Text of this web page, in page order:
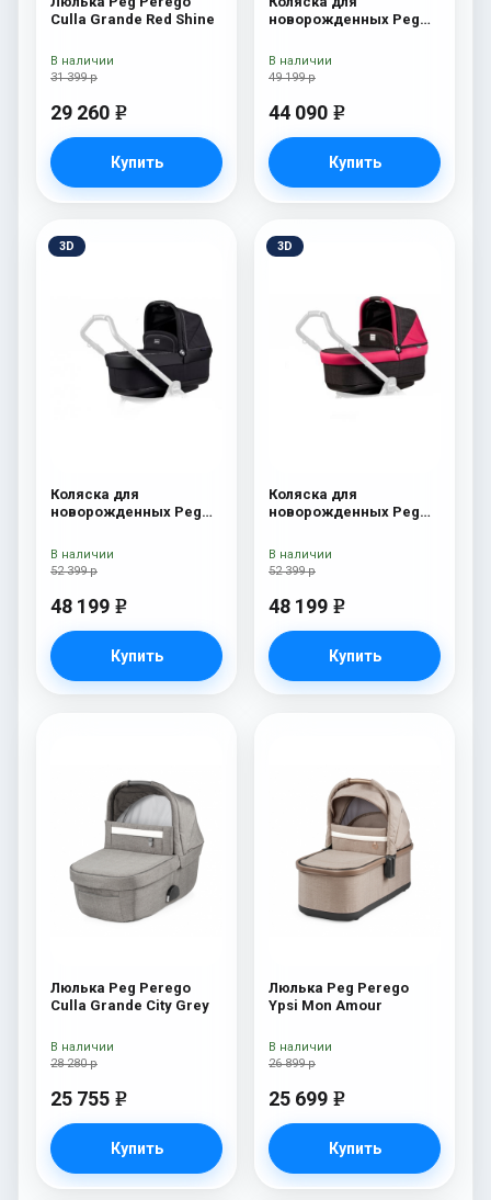
Culla Grande Red Shine
31 399 р
29 260 e
Купить
В наличии
новорожденных Peg
Onyx
49 199 р
44 090 e
Купить
В наличии
3D
Коляска для
новорожденных Peg
Pop-Up) Onyx
52 399 р
48 199 e
Купить
В наличии
3D
Коляска для
новорожденных Peg
Pop-Up) Fleur
52 399 р
48 199 e
Купить
В наличии
Люлька Peg Perego
Culla Grande City Grey
28 280 р
25 755 e
Купить
В наличии
Люлька Peg Perego
Ypsi Mon Amour
26 899 р
25 699 e
Купить
В наличии